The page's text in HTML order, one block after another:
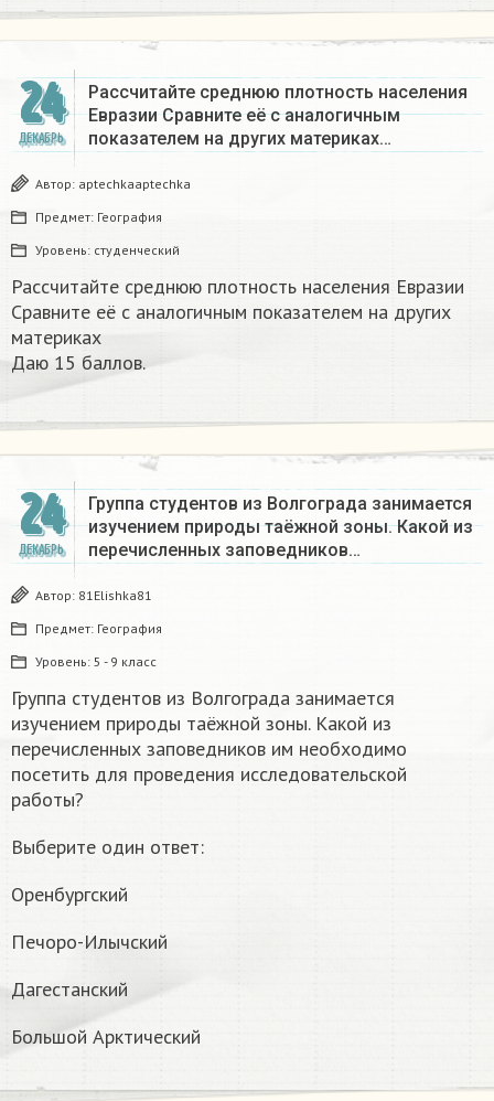
24
ДЕКАБРЬ
Рассчитайте среднюю плотность населения
Евразии Сравните её с аналогичным
показателем на других материках​…
Автор: aptechkaaptechka
Предмет: География
Уровень: студенческий
Рассчитайте среднюю плотность населения Евразии
Сравните её с аналогичным показателем на других
материках​
Даю 15 баллов.
24
ДЕКАБРЬ
Группа студентов из Волгограда занимается
изучением природы таёжной зоны. Какой из
перечисленных заповедников…
Автор: 81Elishka81
Предмет: География
Уровень: 5 - 9 класс
Группа студентов из Волгограда занимается
изучением природы таёжной зоны. Какой из
перечисленных заповедников им необходимо
посетить для проведения исследовательской
работы?
Выберите один ответ:
Оренбургский
Печоро-Илычский
Дагестанский
Большой Арктический